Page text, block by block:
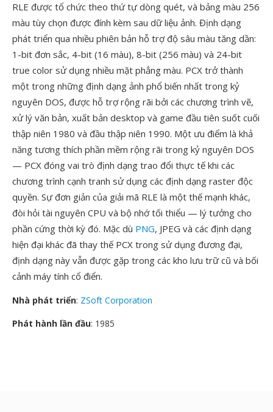
RLE được tổ chức theo thứ tự dòng quét, và bảng màu 256
màu tùy chọn được đính kèm sau dữ liệu ảnh. Định dạng
phát triển qua nhiều phiên bản hỗ trợ độ sâu màu tăng dần:
1-bit đơn sắc, 4-bit (16 màu), 8-bit (256 màu) và 24-bit
true color sử dụng nhiều mặt phẳng màu. PCX trở thành
một trong những định dạng ảnh phổ biến nhất trong kỷ
nguyên DOS, được hỗ trợ rộng rãi bởi các chương trình vẽ,
xử lý văn bản, xuất bản desktop và game đầu tiên suốt cuối
thập niên 1980 và đầu thập niên 1990. Một ưu điểm là khả
năng tương thích phần mềm rộng rãi trong kỷ nguyên DOS
— PCX đóng vai trò định dạng trao đổi thực tế khi các
chương trình cạnh tranh sử dụng các định dạng raster độc
quyền. Sự đơn giản của giải mã RLE là một thế mạnh khác,
đòi hỏi tài nguyên CPU và bộ nhớ tối thiểu — lý tưởng cho
phần cứng thời kỳ đó. Mặc dù PNG, JPEG và các định dạng
hiện đại khác đã thay thế PCX trong sử dụng đương đại,
định dạng này vẫn được gặp trong các kho lưu trữ cũ và bối
cảnh máy tính cổ điển.
Nhà phát triển: ZSoft Corporation
Phát hành lần đầu: 1985